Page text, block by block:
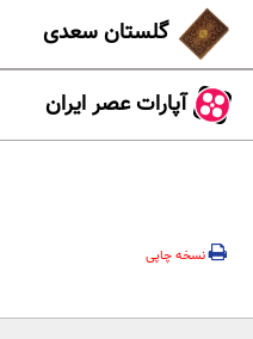
گلستان سعدی
آپارات عصر ایران
نسخه چاپی